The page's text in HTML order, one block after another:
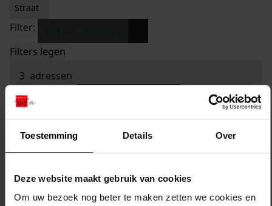
Toestemming Details Over
Deze website maakt gebruik van cookies
Om uw bezoek nog beter te maken zetten we cookies en
Straat
Filter:
Filters legen
3 adressen
sorteren op: